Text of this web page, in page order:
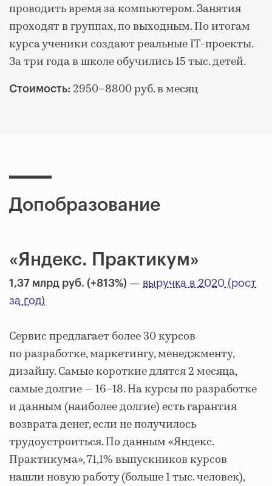
проводить время за компьютером. Занятия
проходят в группах, по выходным. По итогам
курса ученики создают реальные IT-проекты.
За три года в школе обучились 15 тыс. детей.
Стоимость: 2950–8800 руб. в месяц
Допобразование
«Яндекс. Практикум»
1,37 млрд руб. (+813%) — выручка в 2020 (рост
за год)
Сервис предлагает более 30 курсов
по разработке, маркетингу, менеджменту,
дизайну. Самые короткие длятся 2 месяца,
самые долгие — 16–18. На курсы по разработке
и данным (наиболее долгие) есть гарантия
возврата денег, если не получилось
трудоустроиться. По данным «Яндекс.
Практикума», 71,1% выпускников курсов
нашли новую работу (больше 1 тыс. человек),